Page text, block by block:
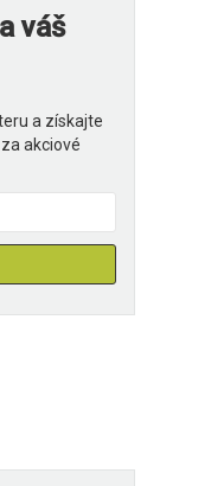
váš
a získajte
akciové